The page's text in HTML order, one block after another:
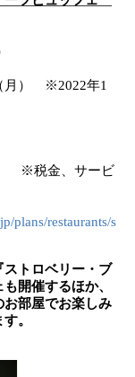
月） ※2022年1
※税金、サービ
plans/restaurants/s
ストロベリー・ブ
開催するほか、
お部屋でお楽しみ
。